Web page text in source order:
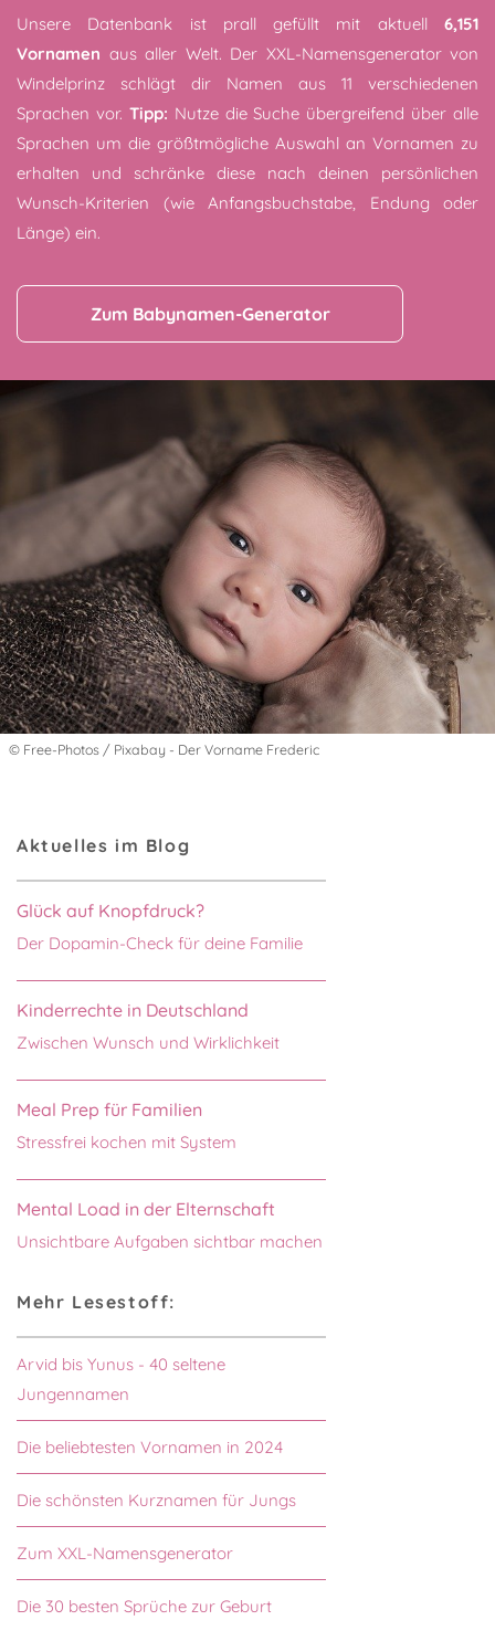
Unsere Datenbank ist prall gefüllt mit aktuell 6,151
Vornamen aus aller Welt. Der XXL-Namensgenerator von
Windelprinz schlägt dir Namen aus 11 verschiedenen
Sprachen vor. Tipp: Nutze die Suche übergreifend über alle
Sprachen um die größtmögliche Auswahl an Vornamen zu
erhalten und schränke diese nach deinen persönlichen
Wunsch-Kriterien (wie Anfangsbuchstabe, Endung oder
Länge) ein.
Zum Babynamen-Generator
© Free-Photos / Pixabay - Der Vorname Frederic
Aktuelles im Blog
Glück auf Knopfdruck?
Der Dopamin-Check für deine Familie
Kinderrechte in Deutschland
Zwischen Wunsch und Wirklichkeit
Meal Prep für Familien
Stressfrei kochen mit System
Mental Load in der Elternschaft
Unsichtbare Aufgaben sichtbar machen
Mehr Lesestoff:
Arvid bis Yunus - 40 seltene
Jungennamen
Die beliebtesten Vornamen in 2024
Die schönsten Kurznamen für Jungs
Zum XXL-Namensgenerator
Die 30 besten Sprüche zur Geburt